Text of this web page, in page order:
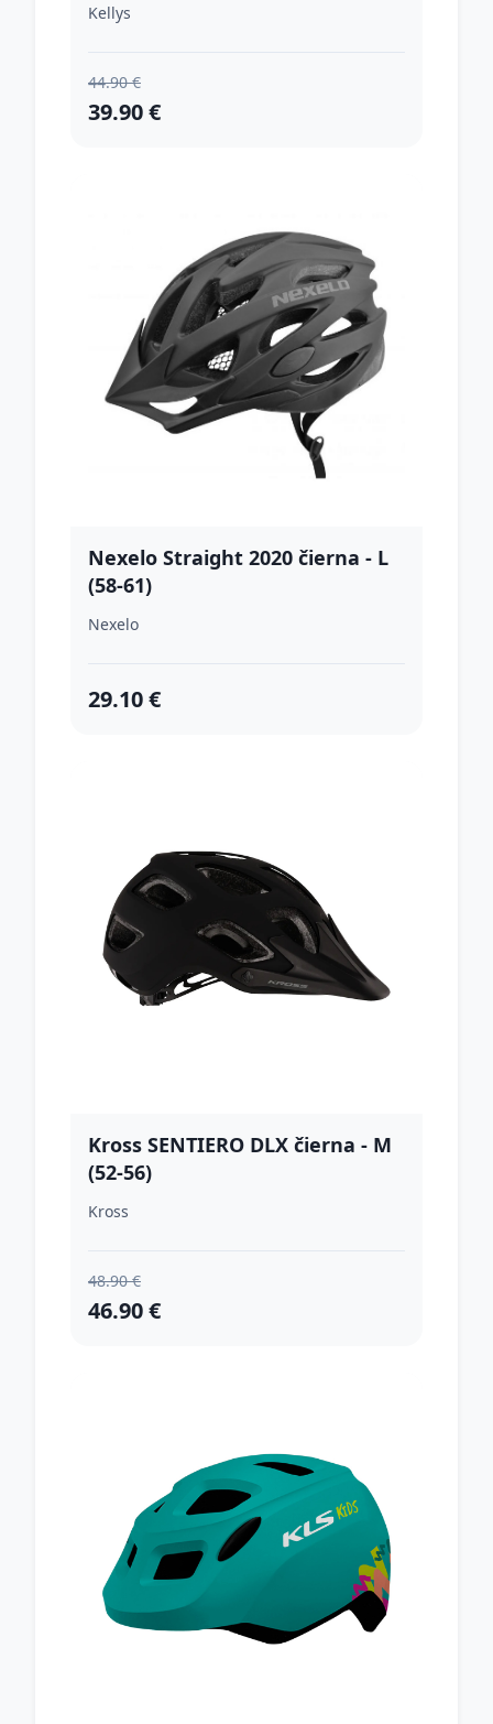
Kellys
44.90 €
39.90 €
Nexelo Straight 2020 čierna - L
(58-61)
Nexelo
29.10 €
Kross SENTIERO DLX čierna - M
(52-56)
Kross
48.90 €
46.90 €